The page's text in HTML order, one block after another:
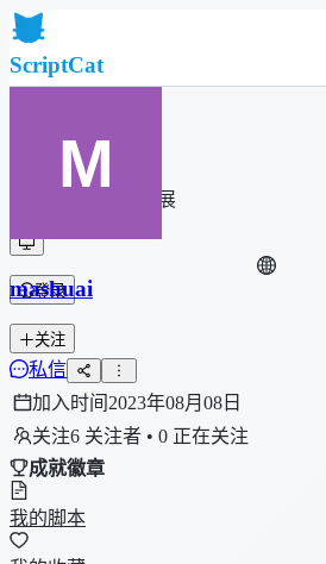
ScriptCat
社区
脚本列表
浏览器扩展
登录
mashuai
关注
私信
加入时间2023年08月08日
关注6 关注者 • 0 正在关注
成就徽章
我的脚本